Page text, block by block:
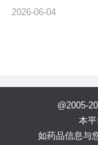
2026-06-04
@2005-
本
如药品信息与